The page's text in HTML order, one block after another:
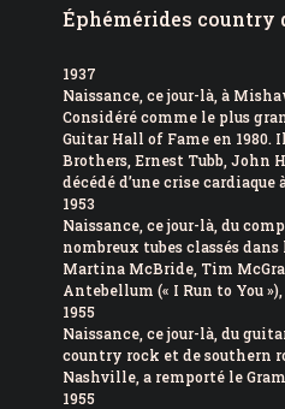
Éphémérides country
1937
Naissance, ce jour-là, à
Considéré comme le plus
Guitar Hall of Fame en 1980.
Brothers, Ernest Tubb, John
décédé d’une crise
1953
Naissance, ce jour-là, du
nombreux tubes classés
Martina McBride, Tim
Antebellum (« I Run to You
1955
Naissance, ce jour-là, du
country rock et de southern
Nashville, a remporté le
1955